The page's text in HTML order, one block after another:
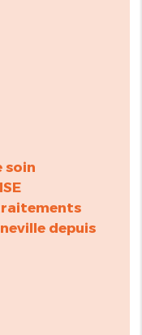
soin
depuis